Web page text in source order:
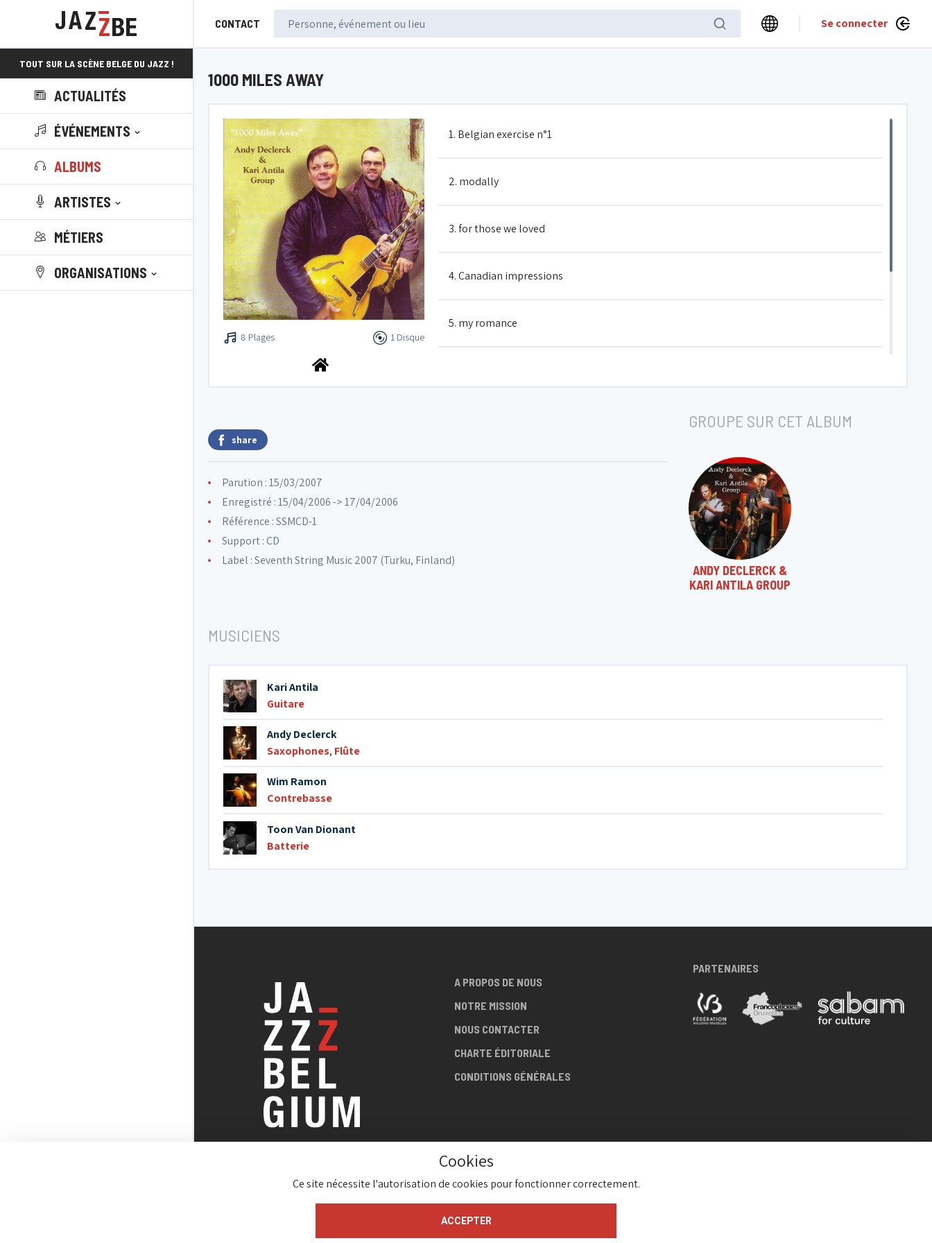
CONTACT Se connecter
TOUT SUR LA SCÈNE BELGE DU JAZZ !
ACTUALITÉS
ÉVÉNEMENTS
ALBUMS
ARTISTES
MÉTIERS
ORGANISATIONS
1000 MILES AWAY
8 Plages 1 Disque
1. Belgian exercise n°1
2. modally
3. for those we loved
4. Canadian impressions
5. my romance
8. light 6
share
Parution : 15/03/2007
Enregistré : 15/04/2006 -> 17/04/2006
Référence : SSMCD-1
Support : CD
Label :Seventh String Music 2007 (Turku, Finland)
GROUPE SUR CET ALBUM
ANDY DECLERCK &
KARI ANTILA GROUP
MUSICIENS
Kari Antila
Guitare
Andy Declerck
Saxophones, Flûte
Wim Ramon
Contrebasse
Toon Van Dionant
Batterie
TOUT SUR LA SCÈNE
A PROPOS DE NOUS
NOTRE MISSION
NOUS CONTACTER
CHARTE ÉDITORIALE
CONDITIONS GÉNÉRALES
PARTENAIRES
Cookies
Ce site nécessite l'autorisation de cookies pour fonctionner correctement.
ACCEPTER